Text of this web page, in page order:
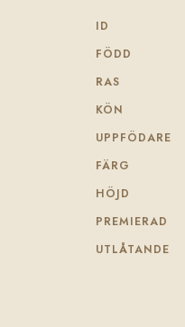
ID
FÖDD
RAS
KÖN
UPPFÖDARE
FÄRG
HÖJD
PREMIERAD
UTLÅTANDE